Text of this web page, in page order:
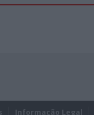
Informação Legal